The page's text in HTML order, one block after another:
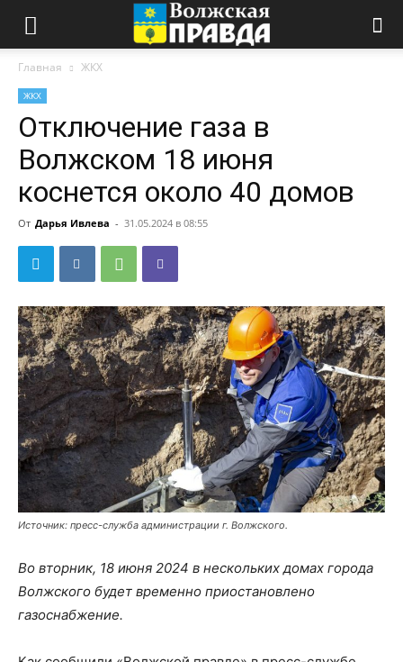
Главная ЖКХ
ЖКХ
Отключение газа в
Волжском 18 июня
коснется около 40 домов
От Дарья Ивлева - 31.05.2024 в 08:55
Источник: пресс-служба администрации г. Волжского.
Во вторник, 18 июня 2024 в нескольких домах города
Волжского будет временно приостановлено
газоснабжение.